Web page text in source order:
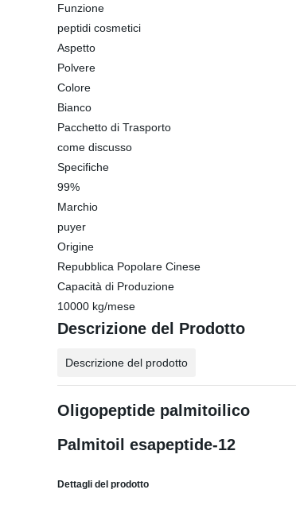
Funzione
peptidi cosmetici
Aspetto
Polvere
Colore
Bianco
Pacchetto di Trasporto
come discusso
Specifiche
99%
Marchio
puyer
Origine
Repubblica Popolare Cinese
Capacità di Produzione
10000 kg/mese
Descrizione del Prodotto
Descrizione del prodotto
Oligopeptide palmitoilico
Palmitoil esapeptide-12
Dettagli del prodotto